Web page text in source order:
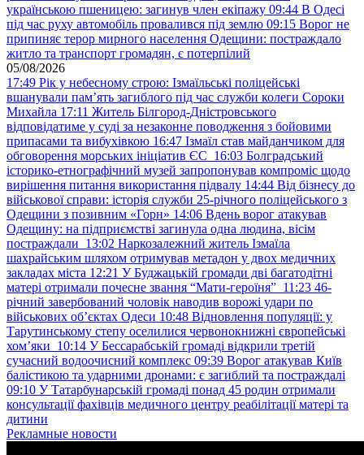
українською пшеницею: загинув член екіпажу 09:44 В Одесі
під час руху автомобіль провалився під землю 09:15 Ворог не
припиняє терор мирного населення Одещини: постраждало
житло та транспорт громадян, є потерпілий
05/08/2026
17:49 Рік у небесному строю: Ізмаїльські поліцейські
вшанували пам’ять загиблого під час служби колеги Сороки
Михайла 17:11 Житель Білгород-Дністровського
відповідатиме у суді за незаконне поводження з бойовими
припасами та вибухівкою 16:47 Ізмаїл став майданчиком для
обговорення морських ініціатив ЄС 16:03 Болградський
історико-етнографічний музей запропонував компроміс щодо
вирішення питання використання підвалу 14:44 Від бізнесу до
військової справи: історія служби 25-річного поліцейського з
Одещини з позивним «Горн» 14:06 Вдень ворог атакував
Одещину: на підприємстві загинула одна людина, вісім
постраждали 13:02 Наркозалежний житель Ізмаїла
шахрайським шляхом отримував метадон у двох медичних
закладах міста 12:21 У Буджацькій громади дві багатодітні
матері отримали почесне звання “Мати-героїня” 11:23 46-
річний завербований чоловік наводив ворожі удари по
військових обʼєктах Одеси 10:48 Відновлення популяції: у
Тарутинському степу оселилися червонокнижні європейські
хом’яки 10:14 У Бессарабській громаді відкрили третій
сучасний водоочисний комплекс 09:39 Ворог атакував Київ
балістикою та ударними дронами: є загиблий та постраждалі
09:10 У Татарбунарській громаді понад 45 родин отримали
консультації фахівців медичного центру реабілітації матері та
дитини
Рекламные новости